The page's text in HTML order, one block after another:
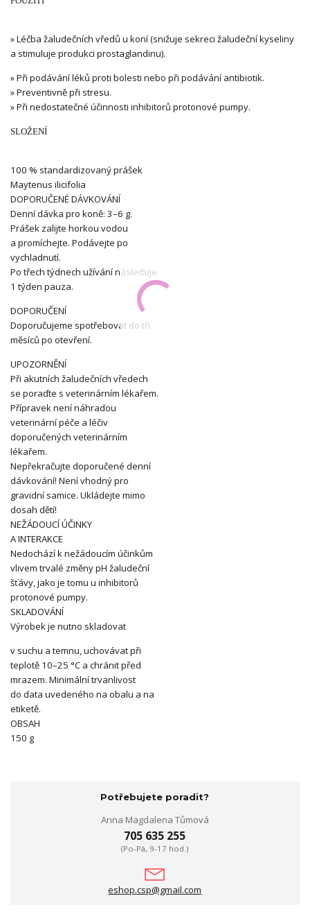
» Léčba žaludečních vředů u koní (snižuje sekreci žaludeční kyseliny
a stimuluje produkci prostaglandinu).
» Při podávání léků proti bolesti nebo při podávání antibiotik.
» Preventivně při stresu.
» Při nedostatečné účinnosti inhibitorů protonové pumpy.
SLOŽENÍ
100 % standardizovaný prášek
Maytenus ilicifolia
DOPORUČENÉ DÁVKOVÁNÍ
Denní dávka pro koně: 3–6 g.
Prášek zalijte horkou vodou
a promíchejte. Podávejte po
vychladnutí.
Po třech týdnech užívání následuje
1 týden pauza.
DOPORUČENÍ
Doporučujeme spotřebovat do tří
měsíců po otevření.
UPOZORNĚNÍ
Při akutních žaludečních vředech
se poraďte s veterinárním lékařem.
Přípravek není náhradou
veterinární péče a léčiv
doporučených veterinárním
lékařem.
Nepřekračujte doporučené denní
dávkování! Není vhodný pro
gravidní samice. Ukládejte mimo
dosah dětí!
NEŽÁDOUCÍ ÚČINKY
A INTERAKCE
Nedochází k nežádoucím účinkům
vlivem trvalé změny pH žaludeční
šťávy, jako je tomu u inhibitorů
protonové pumpy.
SKLADOVÁNÍ
Výrobek je nutno skladovat
v suchu a temnu, uchovávat při
teplotě 10–25 °C a chránit před
mrazem. Minimální trvanlivost
do data uvedeného na obalu a na
etiketě.
OBSAH
150 g
Potřebujete poradit?
Anna Magdalena Tůmová
705 635 255
(Po-Pá, 9-17 hod.)
eshop.csp@gmail.com